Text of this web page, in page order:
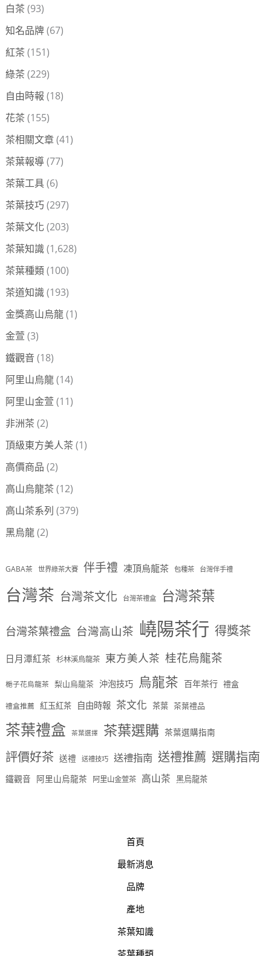
白茶 (93)
知名品牌(67)
紅茶 (151)
綠茶 (229)
自由時報 (18)
花茶 (155)
茶相關文章(41)
茶葉報導(77)
茶葉工具(6)
茶葉技巧(297)
茶葉文化 (203)
茶葉知識(1,628)
茶葉種類(100)
茶道知識(193)
金獎高山烏龍(1)
金萱 (3)
鐵觀音 (18)
阿里山烏龍(14)
阿里山金萱 (11)
非洲茶 (2)
頂級東方美人茶 (1)
高價商品 (2)
高山烏龍茶 (12)
高山茶系列 (379)
黑烏龍(2)
GABA茶 世界綠茶大賽 伴手禮 凍頂烏龍茶 包種茶 台灣伴手禮
台灣茶 台灣茶文化 台灣茶禮盒 台灣茶葉
台灣茶葉禮盒 台灣高山茶 嶢陽茶行 得獎茶
日月潭紅茶 杉林溪烏龍茶 東方美人茶 桂花烏龍茶
梔子花烏龍茶 梨山烏龍茶 沖泡技巧 烏龍茶 百年茶行 禮盒
禮盒推薦 紅玉紅茶 自由時報 茶文化 茶葉 茶葉禮品
茶葉禮盒 茶葉選擇 茶葉選購 茶葉選購指南
評價好茶 送禮 送禮技巧 送禮指南 送禮推薦 選購指南
鐵觀音 阿里山烏龍茶 阿里山金萱茶 高山茶 黑烏龍茶
首頁
最新消息
品牌
產地
茶葉知識